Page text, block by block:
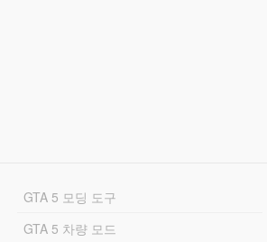
GTA 5 모딩 도구
GTA 5 차량 모드